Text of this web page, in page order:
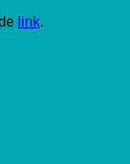
link.